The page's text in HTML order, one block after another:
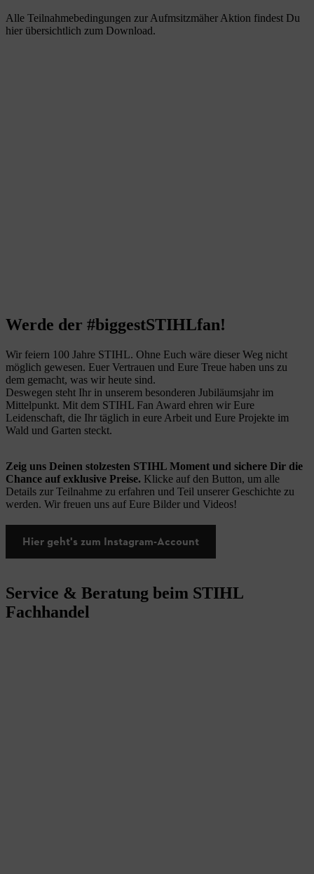
Alle Teilnahmebedingungen zur Aufmsitzmäher Aktion findest Du
hier übersichtlich zum Download.
Werde der #biggestSTIHLfan!
Wir feiern 100 Jahre STIHL. Ohne Euch wäre dieser Weg nicht
möglich gewesen. Euer Vertrauen und Eure Treue haben uns zu
dem gemacht, was wir heute sind.
Deswegen steht Ihr in unserem besonderen Jubiläumsjahr im
Mittelpunkt. Mit dem STIHL Fan Award ehren wir Eure
Leidenschaft, die Ihr täglich in eure Arbeit und Eure Projekte im
Wald und Garten steckt.
Zeig uns Deinen stolzesten STIHL Moment und sichere Dir die
Chance auf exklusive Preise. Klicke auf den Button, um alle
Details zur Teilnahme zu erfahren und Teil unserer Geschichte zu
werden. Wir freuen uns auf Eure Bilder und Videos!
Hier geht's zum Instagram-Account
Service & Beratung beim STIHL
Fachhandel